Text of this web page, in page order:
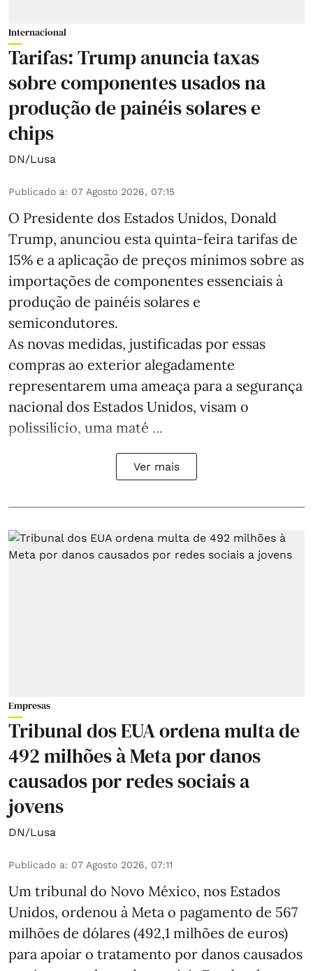
Internacional
Tarifas: Trump anuncia taxas
sobre componentes usados na
produção de painéis solares e
chips
DN/Lusa
Publicado a: 07 Agosto 2026, 07:15
O Presidente dos Estados Unidos, Donald
Trump, anunciou esta quinta-feira tarifas de
15% e a aplicação de preços mínimos sobre as
importações de componentes essenciais à
produção de painéis solares e
semicondutores.
As novas medidas, justificadas por essas
compras ao exterior alegadamente
representarem uma ameaça para a segurança
nacional dos Estados Unidos, visam o
polissilício, uma maté ...
Ver mais
Empresas
Tribunal dos EUA ordena multa de
492 milhões à Meta por danos
causados por redes sociais a
jovens
DN/Lusa
Publicado a: 07 Agosto 2026, 07:11
Um tribunal do Novo México, nos Estados
Unidos, ordenou à Meta o pagamento de 567
milhões de dólares (492,1 milhões de euros)
para apoiar o tratamento por danos causados